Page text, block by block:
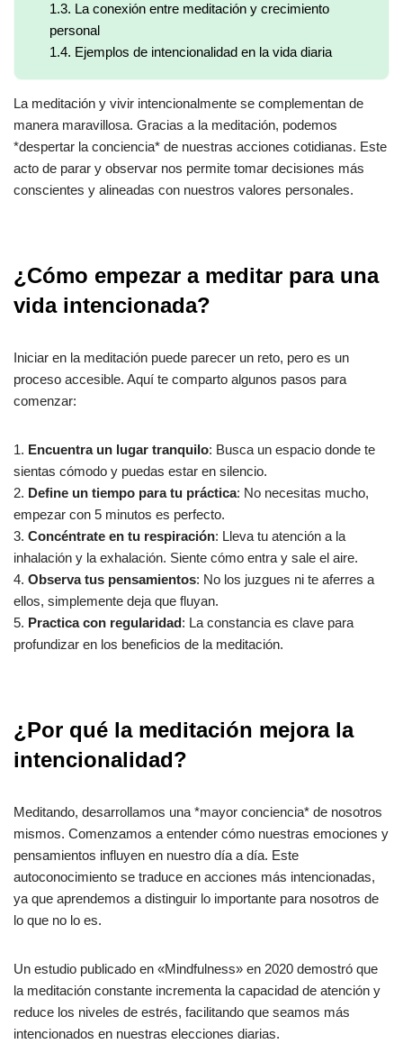
1.3. La conexión entre meditación y crecimiento
personal
1.4. Ejemplos de intencionalidad en la vida diaria
La meditación y vivir intencionalmente se complementan de
manera maravillosa. Gracias a la meditación, podemos
*despertar la conciencia* de nuestras acciones cotidianas. Este
acto de parar y observar nos permite tomar decisiones más
conscientes y alineadas con nuestros valores personales.
¿Cómo empezar a meditar para una
vida intencionada?
Iniciar en la meditación puede parecer un reto, pero es un
proceso accesible. Aquí te comparto algunos pasos para
comenzar:
1. Encuentra un lugar tranquilo: Busca un espacio donde te
sientas cómodo y puedas estar en silencio.
2. Define un tiempo para tu práctica: No necesitas mucho,
empezar con 5 minutos es perfecto.
3. Concéntrate en tu respiración: Lleva tu atención a la
inhalación y la exhalación. Siente cómo entra y sale el aire.
4. Observa tus pensamientos: No los juzgues ni te aferres a
ellos, simplemente deja que fluyan.
5. Practica con regularidad: La constancia es clave para
profundizar en los beneficios de la meditación.
¿Por qué la meditación mejora la
intencionalidad?
Meditando, desarrollamos una *mayor conciencia* de nosotros
mismos. Comenzamos a entender cómo nuestras emociones y
pensamientos influyen en nuestro día a día. Este
autoconocimiento se traduce en acciones más intencionadas,
ya que aprendemos a distinguir lo importante para nosotros de
lo que no lo es.
Un estudio publicado en «Mindfulness» en 2020 demostró que
la meditación constante incrementa la capacidad de atención y
reduce los niveles de estrés, facilitando que seamos más
intencionados en nuestras elecciones diarias.